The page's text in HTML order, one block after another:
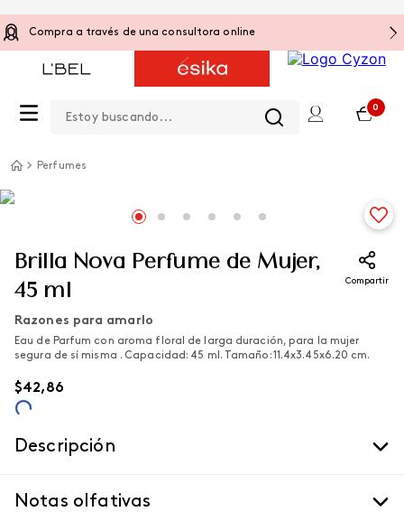
Compra a través de una consultora online
0
Perfumes
Brilla Nova Perfume de Mujer,
45 ml
Compartir
Razones para amarlo
Eau de Parfum con aroma floral de larga duración, para la mujer
segura de sí misma . Capacidad: 45 ml. Tamaño: 11.4x3.45x6.20 cm.
$42,86
Descripción
Notas olfativas